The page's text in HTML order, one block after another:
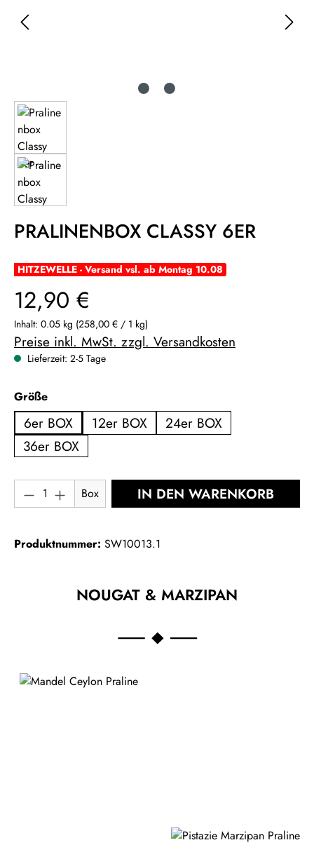
PRALINENBOX CLASSY 6ER
HITZEWELLE - Versand vsl. ab Montag 10.08
Regulärer Preis:
12,90 €
Inhalt: 0.05 kg (258,00 € / 1 kg)
Preise inkl. MwSt. zzgl. Versandkosten
Lieferzeit: 2-5 Tage
Größeauswählen
6er BOX 12er BOX
24er BOX
36er BOX
Produkt Anzahl: Gib den gewünschten Wert
Box IN DEN WARENKORB
Produktnummer: SW10013.1
NOUGAT & MARZIPAN